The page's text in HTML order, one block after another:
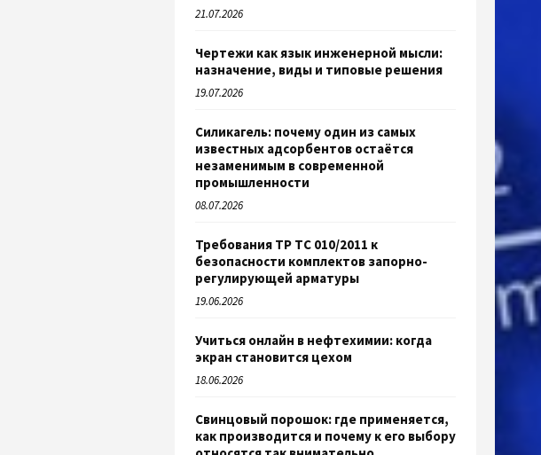
21.07.2026
Чертежи как язык инженерной мысли:
назначение, виды и типовые решения
19.07.2026
Силикагель: почему один из самых
известных адсорбентов остаётся
незаменимым в современной
промышленности
08.07.2026
Требования ТР ТС 010/2011 к
безопасности комплектов запорно-
регулирующей арматуры
19.06.2026
Учиться онлайн в нефтехимии: когда
экран становится цехом
18.06.2026
Свинцовый порошок: где применяется,
как производится и почему к его выбору